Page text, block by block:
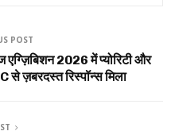
POST
2026 में प्योरिटी और
से ज़बरदस्त रिस्पॉन्स मिला